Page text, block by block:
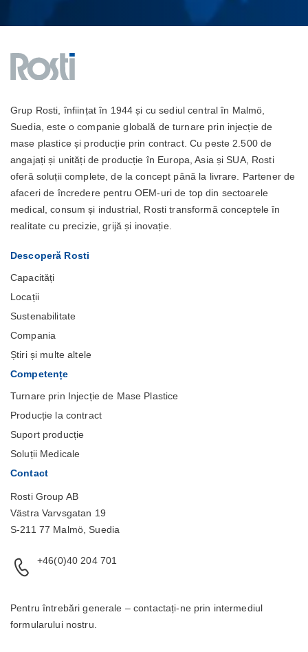
Grup Rosti, înființat în 1944 și cu sediul central în Malmö,
Suedia, este o companie globală de turnare prin injecție de
mase plastice și producție prin contract. Cu peste 2.500 de
angajați și unități de producție în Europa, Asia și SUA, Rosti
oferă soluții complete, de la concept până la livrare. Partener de
afaceri de încredere pentru OEM-uri de top din sectoarele
medical, consum și industrial, Rosti transformă conceptele în
realitate cu precizie, grijă și inovație.
Descoperă Rosti
Capacități
Locații
Sustenabilitate
Compania
Știri și multe altele
Competențe
Turnare prin Injecție de Mase Plastice
Producție la contract
Suport producție
Soluții Medicale
Contact
Rosti Group AB
Västra Varvsgatan 19
S-211 77 Malmö, Suedia
+46(0)40 204 701
Pentru întrebări generale – contactați-ne prin intermediul
formularuluinostru.